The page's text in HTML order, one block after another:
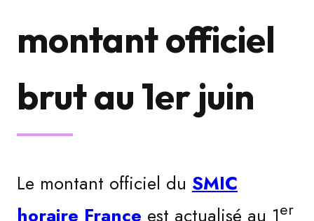
montant officiel
brut au 1er juin
Le montant officiel du SMIC
horaire France est actualisé au 1er